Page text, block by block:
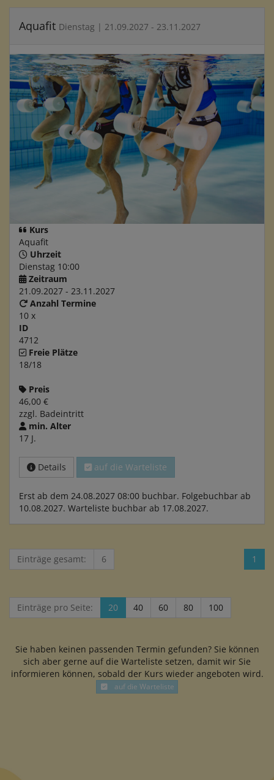
Aquafit Dienstag | 21.09.2027 - 23.11.2027
Kurs
Aquafit
Uhrzeit
Dienstag 10:00
Zeitraum
21.09.2027 - 23.11.2027
Anzahl Termine
10 x
ID
4712
Freie Plätze
18/18
Preis
46,00 €
zzgl. Badeintritt
min. Alter
17 J.
Details auf die Warteliste
Erst ab dem 24.08.2027 08:00 buchbar. Folgebuchbar ab
10.08.2027. Warteliste buchbar ab 17.08.2027.
1
Einträge gesamt: 6
Einträge pro Seite: 20 40 60 80 100
Sie haben keinen passenden Termin gefunden? Sie können
sich aber gerne auf die Warteliste setzen, damit wir Sie
informieren können, sobald der Kurs wieder angeboten wird.
auf die Warteliste